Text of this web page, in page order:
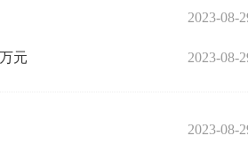
2023-08-
元 2023-08-
2023-08-